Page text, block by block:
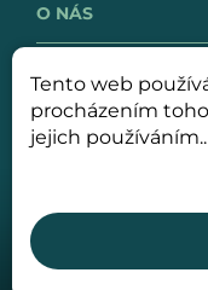
Tento web
procházením
jejich
O NÁS
GDPR
Obchodní
Copyright 2026